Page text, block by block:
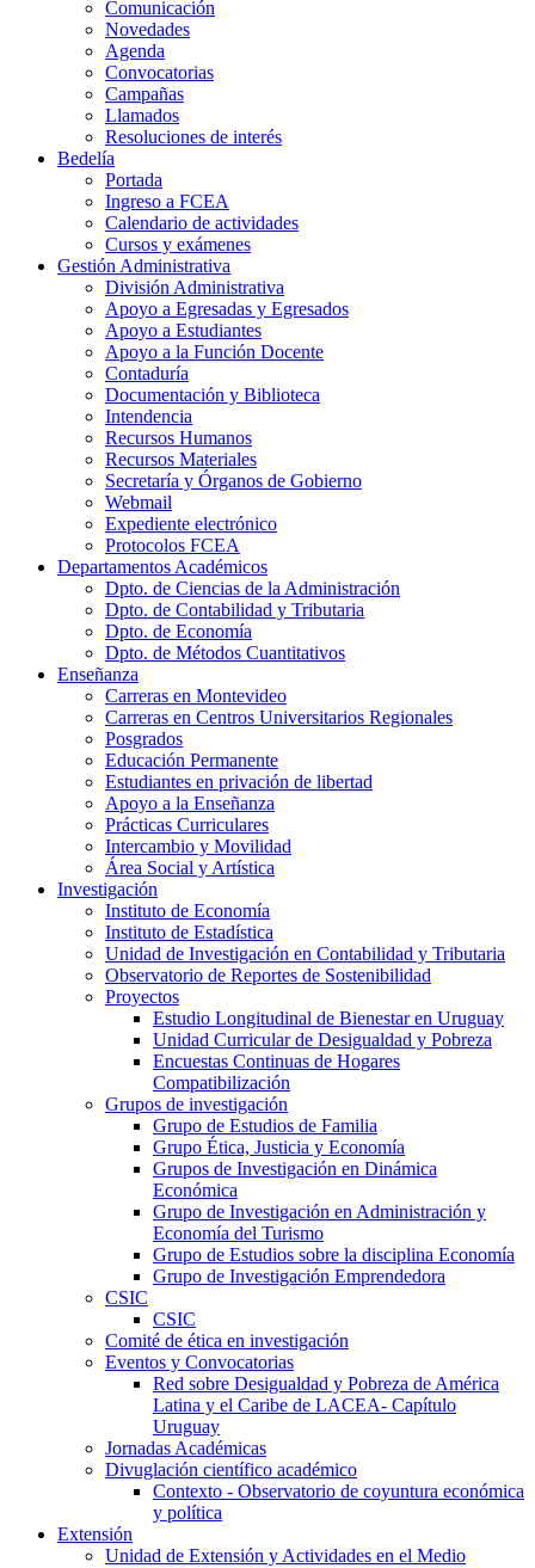
Comunicación
Novedades
Agenda
Convocatorias
Campañas
Llamados
Resoluciones de interés
Bedelía
Portada
Ingreso a FCEA
Calendario de actividades
Cursos y exámenes
Gestión Administrativa
División Administrativa
Apoyo a Egresadas y Egresados
Apoyo a Estudiantes
Apoyo a la Función Docente
Contaduría
Documentación y Biblioteca
Intendencia
Recursos Humanos
Recursos Materiales
Secretaría y Órganos de Gobierno
Webmail
Expediente electrónico
Protocolos FCEA
Departamentos Académicos
Dpto. de Ciencias de la Administración
Dpto. de Contabilidad y Tributaria
Dpto. de Economía
Dpto. de Métodos Cuantitativos
Enseñanza
Carreras en Montevideo
Carreras en Centros Universitarios Regionales
Posgrados
Educación Permanente
Estudiantes en privación de libertad
Apoyo a la Enseñanza
Prácticas Curriculares
Intercambio y Movilidad
Área Social y Artística
Investigación
Instituto de Economía
Instituto de Estadística
Unidad de Investigación en Contabilidad y Tributaria
Observatorio de Reportes de Sostenibilidad
Proyectos
Estudio Longitudinal de Bienestar en Uruguay
Unidad Curricular de Desigualdad y Pobreza
Encuestas Continuas de Hogares
Compatibilización
Grupos de investigación
Grupo de Estudios de Familia
Grupo Ética, Justicia y Economía
Grupos de Investigación en Dinámica
Económica
Grupo de Investigación en Administración y
Economía del Turismo
Grupo de Estudios sobre la disciplina Economía
Grupo de Investigación Emprendedora
CSIC
CSIC
Comité de ética en investigación
Eventos y Convocatorias
Red sobre Desigualdad y Pobreza de América
Latina y el Caribe de LACEA- Capítulo
Uruguay
Jornadas Académicas
Divuglación científico académico
Contexto - Observatorio de coyuntura económica
y política
Extensión
Unidad de Extensión y Actividades en el Medio